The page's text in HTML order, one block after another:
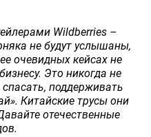
Wildberries –
не будут услышаны,
очевидных кейсах не
Это никогда не
поддерживать
Китайские трусы они
отечественные